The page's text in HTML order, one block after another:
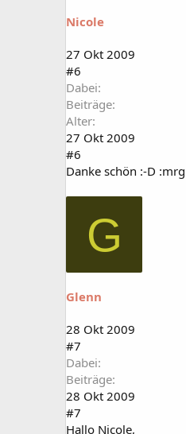
Nicole
27 Okt 2009
#6
Dabei
Beiträge
Alter
27 Okt 2009
#6
Danke schön :-D
G
Glenn
28 Okt 2009
#7
Dabei
Beiträge
28 Okt 2009
#7
Hallo Nicole,